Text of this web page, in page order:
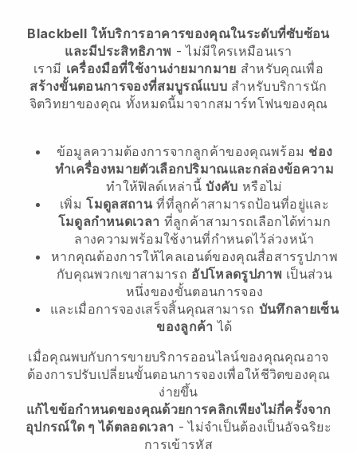
Blackbell ให้บริการอาคารของคุณในระดับที่ซับซ้อน
และมีประสิทธิภาพ - ไม่มีใครเหมือนเรา
เรามี เครื่องมือที่ใช้งานง่ายมากมาย สำหรับคุณเพื่อ
สร้างขั้นตอนการจองที่สมบูรณ์แบบ สำหรับบริการนัก
จิตวิทยาของคุณ ทั้งหมดนี้มาจากสมาร์ทโฟนของคุณ
ข้อมูลความต้องการจากลูกค้าของคุณพร้อม ช่อง
ทำเครื่องหมายตัวเลือกปริมาณและกล่องข้อความ
ทำให้ฟิลด์เหล่านี้บังคับ หรือไม่
เพิ่มโมดูลสถานที่ที่ลูกค้าสามารถป้อนที่อยู่และ
โมดูลกำหนดเวลา ที่ลูกค้าสามารถเลือกได้ท่ามก
ลางความพร้อมใช้งานที่กำหนดไว้ล่วงหน้า
หากคุณต้องการให้ไคลเอนต์ของคุณสื่อสารรูปภาพ
กับคุณพวกเขาสามารถ อัปโหลดรูปภาพ เป็นส่วน
หนึ่งของขั้นตอนการจอง
และเมื่อการจองเสร็จสิ้นคุณสามารถ บันทึกลายเซ็น
ของลูกค้า ได้
เมื่อคุณพบกับการขายบริการออนไลน์ของคุณคุณอาจ
ต้องการปรับเปลี่ยนขั้นตอนการจองเพื่อให้ชีวิตของคุณ
ง่ายขึ้น
แก้ไขข้อกำหนดของคุณด้วยการคลิกเพียงไม่กี่ครั้งจาก
อุปกรณ์ใด ๆ ได้ตลอดเวลา - ไม่จำเป็นต้องเป็นอัจฉริยะ
การเข้ารหัส